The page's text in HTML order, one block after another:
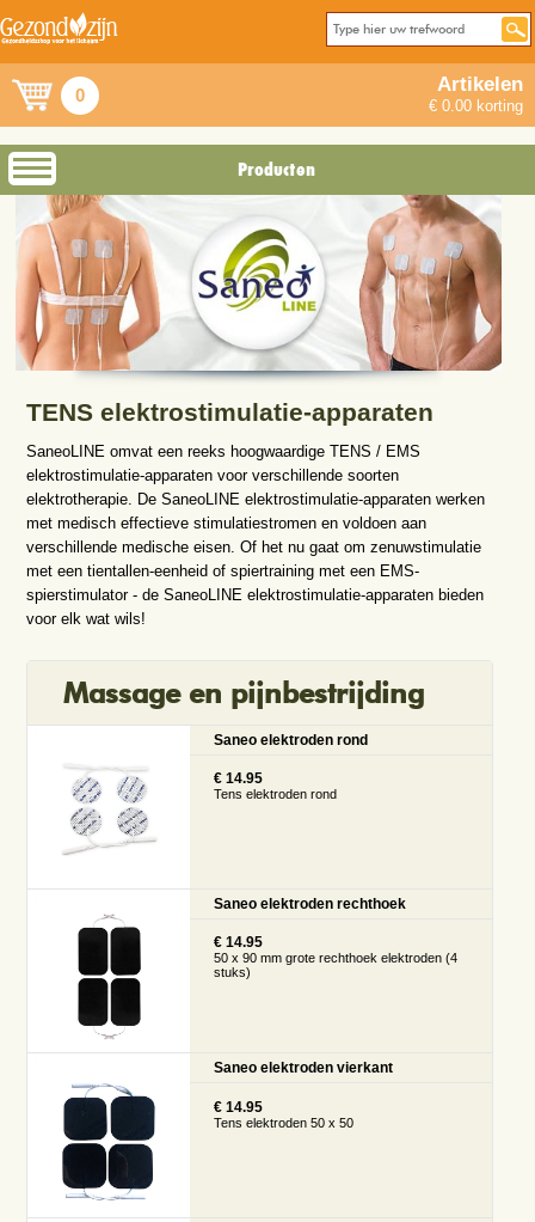
0 Artikelen
€ 0.00 korting
Producten
TENS elektrostimulatie-apparaten
SaneoLINE omvat een reeks hoogwaardige TENS / EMS
elektrostimulatie-apparaten voor verschillende soorten
elektrotherapie. De SaneoLINE elektrostimulatie-apparaten werken
met medisch effectieve stimulatiestromen en voldoen aan
verschillende medische eisen. Of het nu gaat om zenuwstimulatie
met een tientallen-eenheid of spiertraining met een EMS-
spierstimulator - de SaneoLINE elektrostimulatie-apparaten bieden
voor elk wat wils!
Massage en pijnbestrijding
Saneo elektroden rond
€ 14.95
Tens elektroden rond
Saneo elektroden rechthoek
€ 14.95
50 x 90 mm grote rechthoek elektroden (4
stuks)
Saneo elektroden vierkant
€ 14.95
Tens elektroden 50 x 50